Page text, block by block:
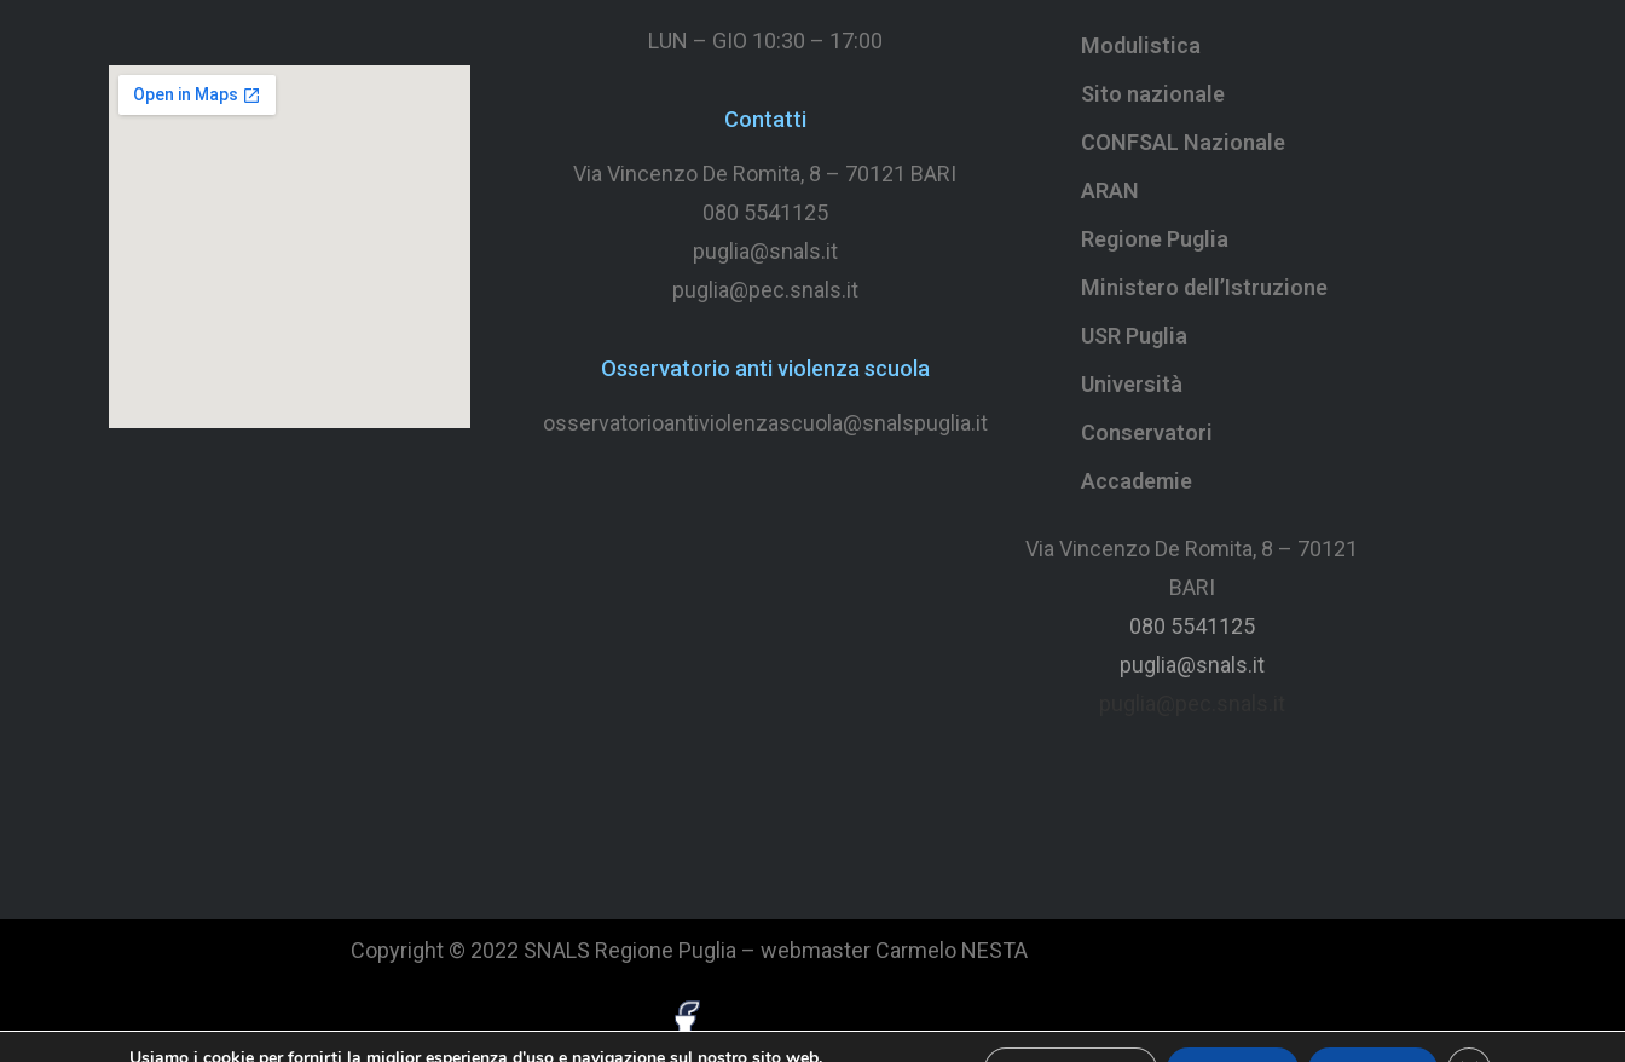
LUN – GIO 10:30 – 17:00
Contatti
Via Vincenzo De Romita, 8 – 70121 BARI
080 5541125
puglia@snals.it
puglia@pec.snals.it
Osservatorio anti violenza scuola
osservatorioantiviolenzascuola@snalspuglia.it
Modulistica
Sito nazionale
CONFSAL Nazionale
ARAN
Regione Puglia
Ministero dell’Istruzione
USR Puglia
Università
Conservatori
Accademie
Via Vincenzo De Romita, 8 – 70121
BARI
080 5541125
puglia@snals.it
Copyright © 2022 SNALS Regione Puglia – webmaster Carmelo NESTA